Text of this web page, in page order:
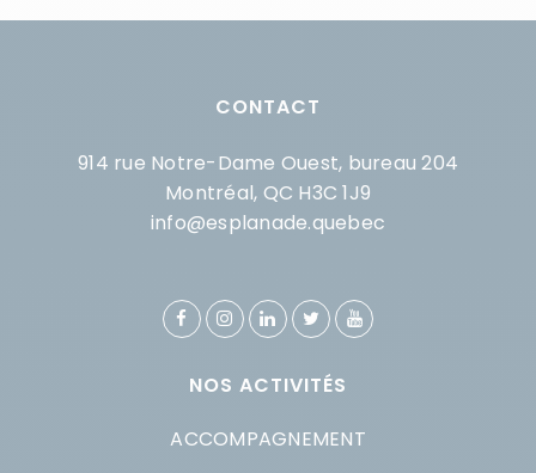
CONTACT
914 rue Notre-Dame Ouest, bureau 204
Montréal, QC H3C 1J9
info@esplanade.quebec
NOS ACTIVITÉS
ACCOMPAGNEMENT